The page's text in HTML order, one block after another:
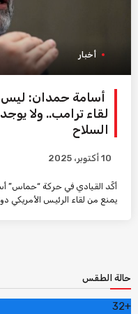
أخبار
أسامة حمدان:
لقاء ترامب.. ولا
السلاح
10 أكتوبر، 2025
أكّد القيادي في حركة “حماس”
يمنع من لقاء الرئيس الأمريكي
حالة الطقس
+
32